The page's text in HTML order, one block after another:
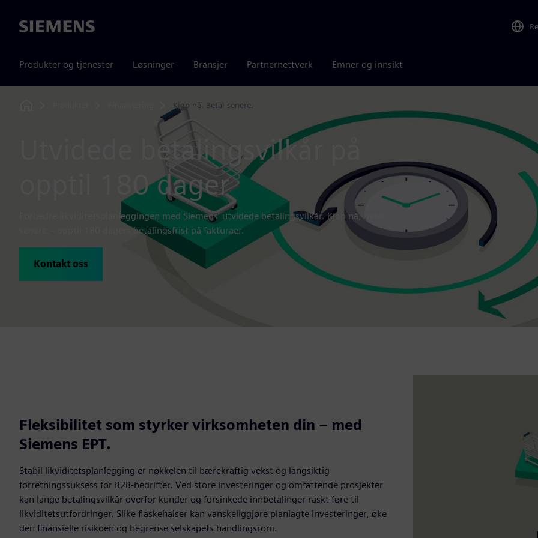
Siemens
Produkter og tjenester Løsninger Bransjer Partnernettverk Emner og innsikt
Kjøp nå. Betal senere.
Utvidede betalingsvilkår på
opptil 180 dager
Forbedre likviditetsplanleggingen med Siemens’ utvidede betalingsvilkår. Kjøp nå, betal
senere – opptil 180 dagers betalingsfrist på fakturaer.
Kontakt oss
Fleksibilitet som styrker virksomheten din – med
Siemens EPT.
Stabil likviditetsplanlegging er nøkkelen til bærekraftig vekst og langsiktig
forretningssuksess for B2B‑bedrifter. Ved store investeringer og omfattende prosjekter
kan lange betalingsvilkår overfor kunder og forsinkede innbetalinger raskt føre til
likviditetsutfordringer. Slike flaskehalser kan vanskeliggjøre planlagte investeringer, øke
den finansielle risikoen og begrense selskapets handlingsrom.